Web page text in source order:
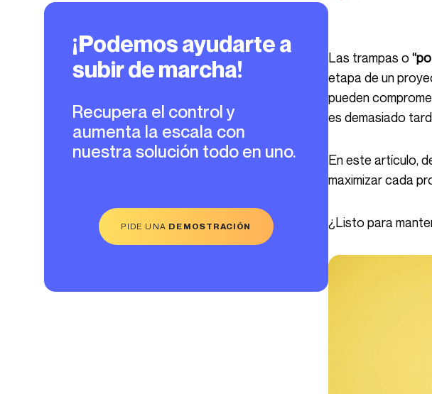
¡Podemos ayudarte a
subir de marcha!
Recupera el control y
aumenta la escala con
nuestra solución todo en uno.
PIDE UNA DEMOSTRACIÓN
Las trampas o
etapa de un
pueden
es demasiado
En este artículo, descubre las 5 principales trampas que evitar para proteger tus márgenes y
maximizar cada
¿Listo para